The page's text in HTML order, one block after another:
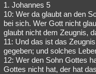
1. Johannes 5
10: Wer da glaubt an den
bei sich. Wer Gott nicht
glaubt nicht dem Zeugnis,
11: Und das ist das
gegeben; und solches
12: Wer den Sohn Gottes
Gottes nicht hat, der hat